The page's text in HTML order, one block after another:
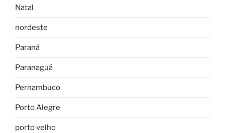
Natal
nordeste
Paraná
Paranaguá
Pernambuco
Porto Alegre
porto velho